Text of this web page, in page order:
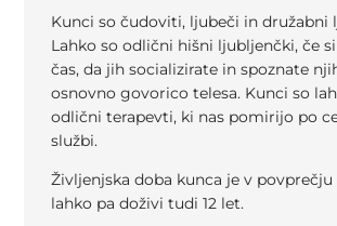
Kunci so čudoviti, ljubeči in družabni
Lahko so odlični hišni ljubljenčki, če
čas, da jih socializirate in spoznate
osnovno govorico telesa. Kunci so
odlični terapevti, ki nas pomirijo po
službi.
Življenjska doba kunca je v povprečju
lahko pa doživi tudi 12 let.